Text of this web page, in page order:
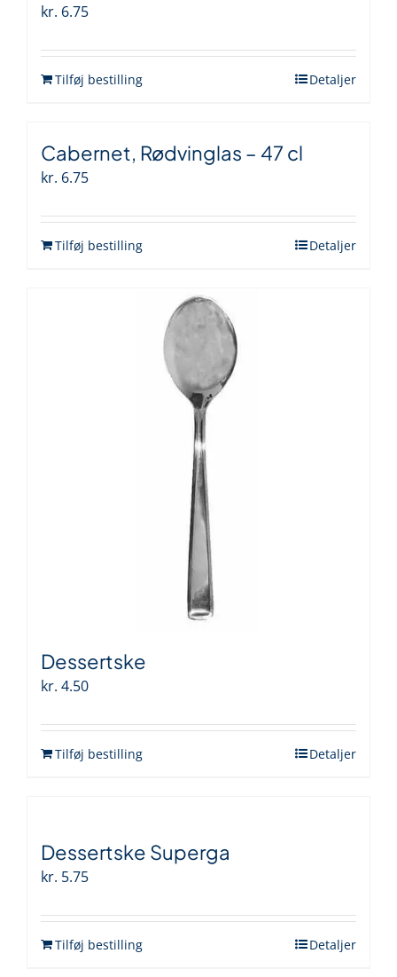
kr. 6.75
Tilføj bestilling Detaljer
Cabernet, Rødvinglas – 47 cl
kr. 6.75
Tilføj bestilling Detaljer
Dessertske
kr. 4.50
Tilføj bestilling Detaljer
Dessertske Superga
kr. 5.75
Tilføj bestilling Detaljer